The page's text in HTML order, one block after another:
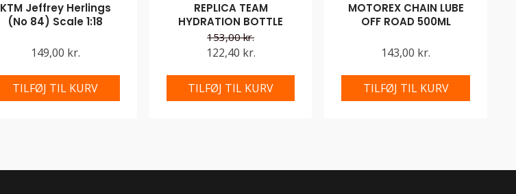
KTM Jeffrey Herlings
(No 84) Scale 1:18
149,00 kr.
TILFØJ TIL KURV
REPLICA TEAM
HYDRATION BOTTLE
153,00 kr.
122,40 kr.
TILFØJ TIL KURV
MOTOREX CHAIN LUBE
OFF ROAD 500ML
143,00 kr.
TILFØJ TIL KURV